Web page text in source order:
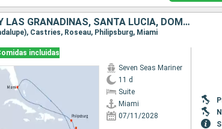
ESTADOS UNIDOS, SAN VINCENT Y LAS GRANADINAS, SANTA LUCIA, DOMINICA, SAN MARTÍN
Castries, Roseau, Philipsburg, Miami
incluidas
Seven Seas Mariner
11 d
Suite
Miami
07/11/2028